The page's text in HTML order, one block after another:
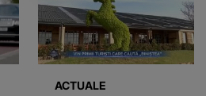
ACTUALE